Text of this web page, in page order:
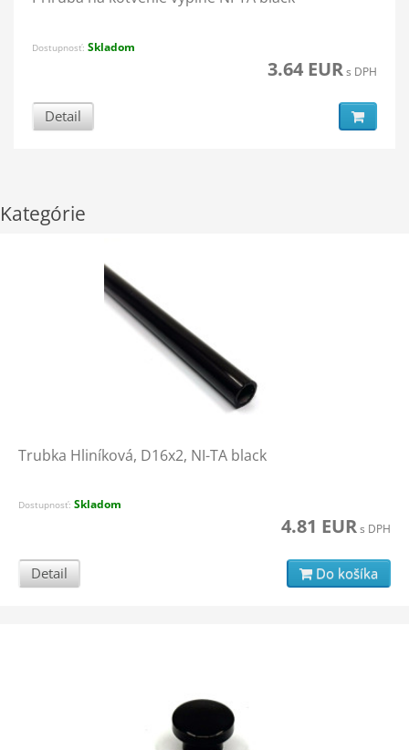
Dostupnosť: Skladom
3.64 EURs DPH
Detail
Kategórie
Trubka Hliníková, D16x2, NI-TA black
Dostupnosť: Skladom
4.81 EURs DPH
Detail Do košíka